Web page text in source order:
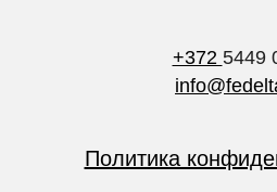
+372 5449
Политика